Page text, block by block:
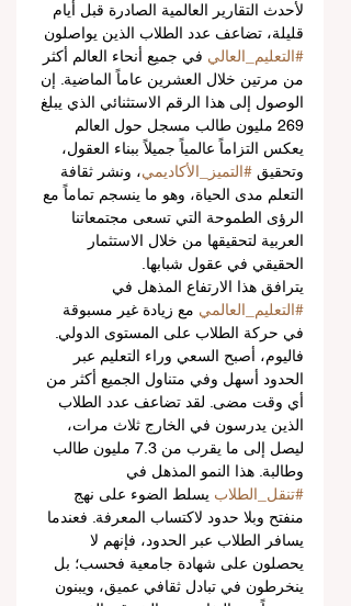
لأحدث التقارير العالمية الصادرة قبل أيام
قليلة، تضاعف عدد الطلاب الذين يواصلون
#التعليم_العالي في جميع أنحاء العالم أكثر
من مرتين خلال العشرين عاماً الماضية. إن
الوصول إلى هذا الرقم الاستثنائي الذي يبلغ
269 مليون طالب مسجل حول العالم
يعكس التزاماً عالمياً جميلاً ببناء العقول،
وتحقيق #التميز_الأكاديمي، ونشر ثقافة
التعلم مدى الحياة، وهو ما ينسجم تماماً مع
الرؤى الطموحة التي تسعى مجتمعاتنا
العربية لتحقيقها من خلال الاستثمار
الحقيقي في عقول شبابها.
يترافق هذا الارتفاع المذهل في
#التعليم_العالمي مع زيادة غير مسبوقة
في حركة الطلاب على المستوى الدولي.
فاليوم، أصبح السعي وراء التعليم عبر
الحدود أسهل وفي متناول الجميع أكثر من
أي وقت مضى. لقد تضاعف عدد الطلاب
الذين يدرسون في الخارج ثلاث مرات،
ليصل إلى ما يقرب من 7.3 مليون طالب
وطالبة. هذا النمو المذهل في
#تنقل_الطلاب يسلط الضوء على نهج
منفتح وبلا حدود لاكتساب المعرفة. فعندما
يسافر الطلاب عبر الحدود، فإنهم لا
يحصلون على شهادة جامعية فحسب؛ بل
ينخرطون في تبادل ثقافي عميق، ويبنون